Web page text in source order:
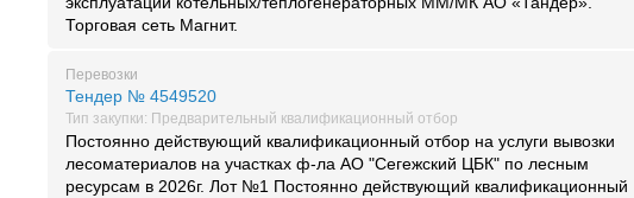
Торговая сеть Магнит.
Перевозки
Тендер № 4549520
Тип закупки: Предварительный квалификационный отбор
Постоянно действующий квалификационный отбор на услуги вывозки
лесоматериалов на участках ф-ла АО "Сегежский ЦБК" по лесным
ресурсам в 2026г. Лот №1 Постоянно действующий квалификационный